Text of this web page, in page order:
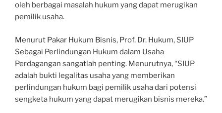
oleh berbagai masalah hukum yang dapat merugikan
pemilik usaha.
Menurut Pakar Hukum Bisnis, Prof. Dr. Hukum, SIUP
Sebagai Perlindungan Hukum dalam Usaha
Perdagangan sangatlah penting. Menurutnya, “SIUP
adalah bukti legalitas usaha yang memberikan
perlindungan hukum bagi pemilik usaha dari potensi
sengketa hukum yang dapat merugikan bisnis mereka.”